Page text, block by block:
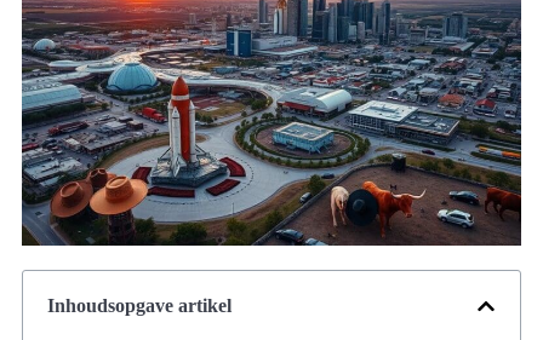
Inhoudsopgave artikel